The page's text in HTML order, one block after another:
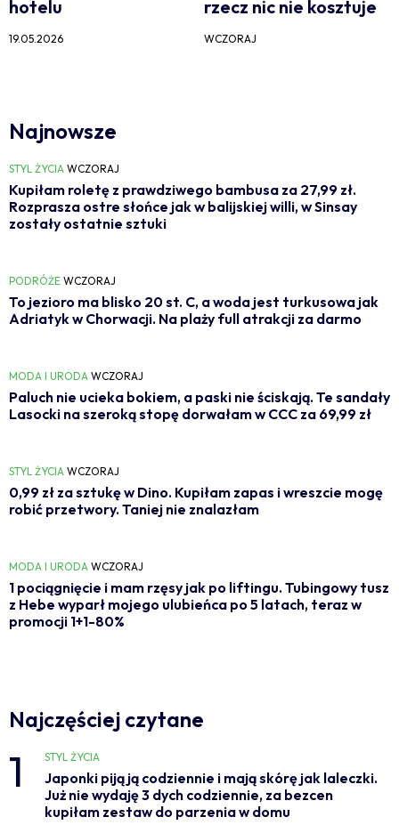
hotelu
19.05.2026
rzecz nic nie kosztuje
WCZORAJ
Najnowsze
STYL ŻYCIA WCZORAJ
Kupiłam roletę z prawdziwego bambusa za 27,99 zł.
Rozprasza ostre słońce jak w balijskiej willi, w Sinsay
zostały ostatnie sztuki
PODRÓŻE WCZORAJ
To jezioro ma blisko 20 st. C, a woda jest turkusowa jak
Adriatyk w Chorwacji. Na plaży full atrakcji za darmo
MODA I URODA WCZORAJ
Paluch nie ucieka bokiem, a paski nie ściskają. Te sandały
Lasocki na szeroką stopę dorwałam w CCC za 69,99 zł
STYL ŻYCIA WCZORAJ
0,99 zł za sztukę w Dino. Kupiłam zapas i wreszcie mogę
robić przetwory. Taniej nie znalazłam
MODA I URODA WCZORAJ
1 pociągnięcie i mam rzęsy jak po liftingu. Tubingowy tusz
z Hebe wyparł mojego ulubieńca po 5 latach, teraz w
promocji 1+1-80%
Najczęściej czytane
1 STYL ŻYCIA
Japonki piją ją codziennie i mają skórę jak laleczki.
Już nie wydaję 3 dych codziennie, za bezcen
kupiłam zestaw do parzenia w domu